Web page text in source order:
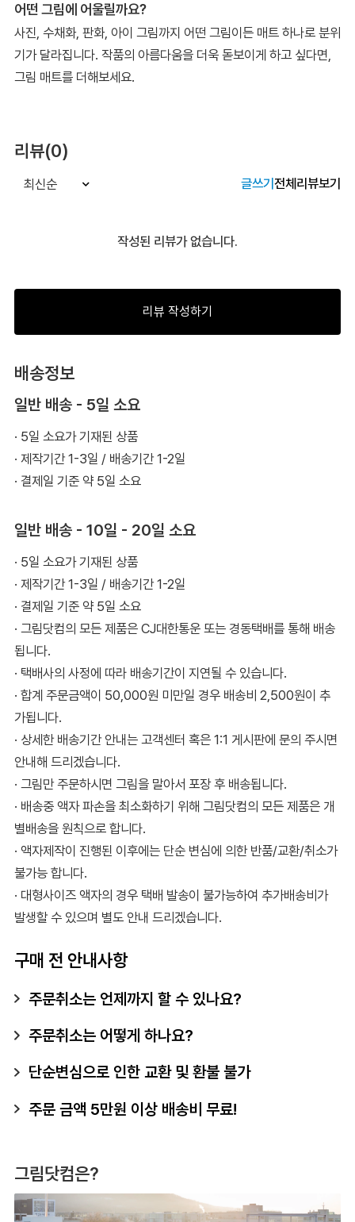
어떤 그림에 어울릴까요?
사진, 수채화, 판화, 아이 그림까지 어떤 그림이든 매트 하나로 분위
기가 달라집니다. 작품의 아름다움을 더욱 돋보이게 하고 싶다면,
그림 매트를 더해보세요.
리뷰(0)
최신순 글쓰기전체리뷰보기
작성된 리뷰가 없습니다.
리뷰 작성하기
배송정보
일반 배송 - 5일 소요
· 5일 소요가 기재된 상품
· 제작기간 1-3일 / 배송기간 1-2일
· 결제일 기준 약 5일 소요
일반 배송 - 10일 - 20일 소요
· 5일 소요가 기재된 상품
· 제작기간 1-3일 / 배송기간 1-2일
· 결제일 기준 약 5일 소요
· 그림닷컴의 모든 제품은 CJ대한통운 또는 경동택배를 통해 배송
됩니다.
· 택배사의 사정에 따라 배송기간이 지연될 수 있습니다.
· 합계 주문금액이 50,000원 미만일 경우 배송비 2,500원이 추
가됩니다.
· 상세한 배송기간 안내는 고객센터 혹은 1:1 게시판에 문의 주시면
안내해 드리겠습니다.
· 그림만 주문하시면 그림을 말아서 포장 후 배송됩니다.
· 배송중 액자 파손을 최소화하기 위해 그림닷컴의 모든 제품은 개
별배송을 원칙으로 합니다.
· 액자제작이 진행된 이후에는 단순 변심에 의한 반품/교환/취소가
불가능 합니다.
· 대형사이즈 액자의 경우 택배 발송이 불가능하여 추가배송비가
발생할 수 있으며 별도 안내 드리겠습니다.
구매 전 안내사항
주문취소는 언제까지 할 수 있나요?
주문취소는 어떻게 하나요?
단순변심으로 인한 교환 및 환불 불가
주문 금액 5만원 이상 배송비 무료!
그림닷컴은?